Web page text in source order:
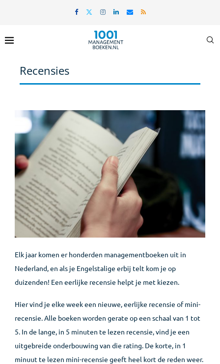
Recensies
Elk jaar komen er honderden managementboeken uit in
Nederland, en als je Engelstalige erbij telt kom je op
duizenden! Een eerlijke recensie helpt je met kiezen.
Hier vind je elke week een nieuwe, eerlijke recensie of mini-
recensie. Alle boeken worden gerate op een schaal van 1 tot
5. In de lange, in 5 minuten te lezen recensie, vind je een
uitgebreide onderbouwing van die rating. De korte, in 1
minuut te lezen mini-recensie geeft heel kort de reden weer.